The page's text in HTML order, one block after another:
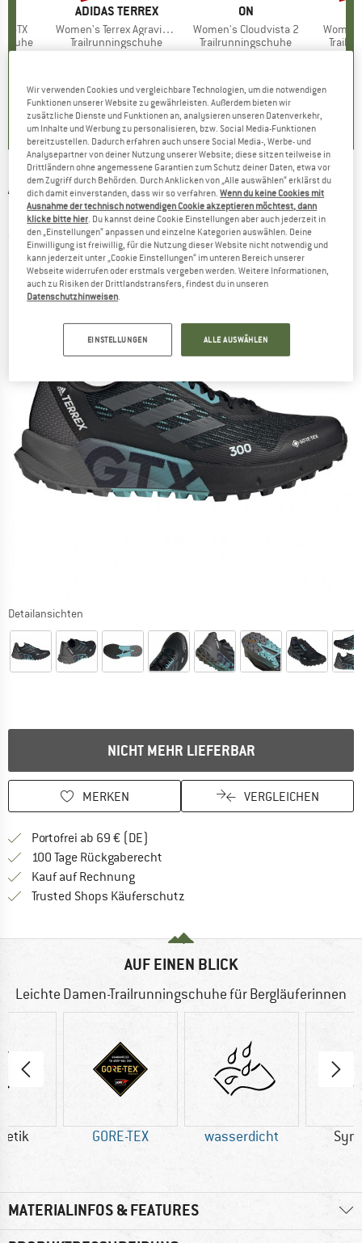
GTX
Preis
€
MARKE
ADIDAS TERREX
Artikel
Women's Terrex Agravic GTX Trail
Produktgruppe
Trailrunningschuhe
5,0(2)
MARKE
ON
Artikel
Women's Cloudvista 2
Produktgruppe
Trailrunningschuhe
4,7(18)
Artikel
159,95
ADIDAS TERREX - Women's Terrex Agravic
Flow 2.0 GTX - Trailrunningschuhe
(0)
Detailansichten
NICHT MEHR LIEFERBAR
MERKEN VERGLEICHEN
Portofrei ab 69 € (DE)
100 Tage Rückgaberecht
Kauf auf RechnungFinde die Zahlungs-Infos hier! Öffnet
Trusted Shops Käuferschutz
AUF EINEN BLICK
Leichte Damen-Trailrunningschuhe für Bergläuferinnen
GORE-TEX wasserdicht
MATERIALINFOS & FEATURES
Wir verwenden Cookies und vergleichbare Technologien, um die notwendigen
Funktionen unserer Website zu gewährleisten. Außerdem bieten wir
zusätzliche Dienste und Funktionen an, analysieren unseren Datenverkehr,
um Inhalte und Werbung zu personalisieren, bzw. Social Media-Funktionen
bereitzustellen. Dadurch erfahren auch unsere Social Media-, Werbe- und
Analysepartner von deiner Nutzung unserer Website; diese sitzen teilweise in
Drittländern ohne angemessene Garantien zum Schutz deiner Daten, etwa vor
dem Zugriff durch Behörden. Durch Anklicken von „Alle auswählen“ erklärst du
dich damit einverstanden, dass wir so verfahren.Wenn du keine Cookies mit
Ausnahme der technisch notwendigen Cookie akzeptieren möchtest, dann
klicke bitte hier . Du kannst deine Cookie Einstellungen aber auch jederzeit in
den „Einstellungen“ anpassen und einzelne Kategorien auswählen. Deine
Einwilligung ist freiwillig, für die Nutzung dieser Website nicht notwendig und
kann jederzeit unter „Cookie Einstellungen“ im unteren Bereich unserer
Webseite widerrufen oder erstmals vergeben werden. Weitere Informationen,
auch zu Risiken der Drittlandstransfers, findest du in unseren
Datenschutzhinweisen
EINSTELLUNGEN ALLE AUSWÄHLEN